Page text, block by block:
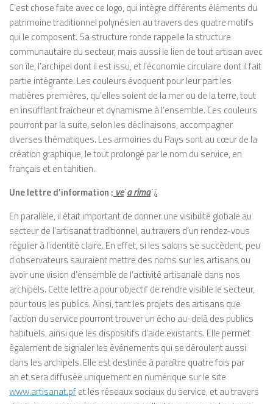
C’est chose faite avec ce logo, qui intègre différents éléments du
patrimoine traditionnel polynésien au travers des quatre motifs
qui le composent. Sa structure ronde rappelle la structure
communautaire du secteur, mais aussi le lien de tout artisan avec
son île, l’archipel dont il est issu, et l’économie circulaire dont il fait
partie intégrante. Les couleurs évoquent pour leur part les
matières premières, qu’elles soient de la mer ou de la terre, tout
en insufflant fraîcheur et dynamisme à l’ensemble. Ces couleurs
pourront par la suite, selon les déclinaisons, accompagner
diverses thématiques. Les armoiries du Pays sont au cœur de la
création graphique, le tout prolongé par le nom du service, en
français et en tahitien.
Une lettre d’information : ve΄a rima΄ī.
En parallèle, il était important de donner une visibilité globale au
secteur de l’artisanat traditionnel, au travers d’un rendez-vous
régulier à l’identité claire. En effet, si les salons se succèdent, peu
d’observateurs sauraient mettre des noms sur les artisans ou
avoir une vision d’ensemble de l’activité artisanale dans nos
archipels. Cette lettre a pour objectif de rendre visible le secteur,
pour tous les publics. Ainsi, tant les projets des artisans que
l’action du service pourront trouver un écho au-delà des publics
habituels, ainsi que les dispositifs d’aide existants. Elle permet
également de signaler les événements qui se déroulent aussi
dans les archipels. Elle est destinée à paraître quatre fois par
an et sera diffusée uniquement en numérique sur le site
www.artisanat.pfet les réseaux sociaux du service, et au travers